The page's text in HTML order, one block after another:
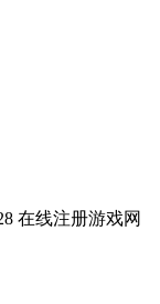
在线注册游戏网